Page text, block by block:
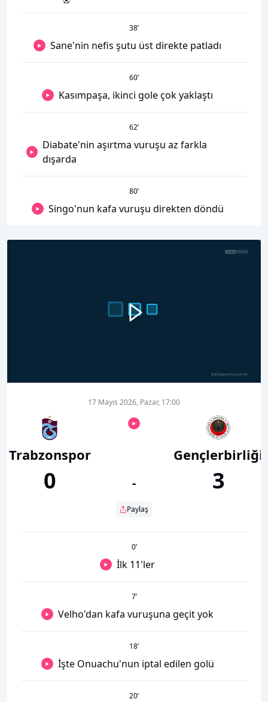
38’
Sane'nin nefis şutu üst direkte patladı
60’
Kasımpaşa, ikinci gole çok yaklaştı
62’
Diabate'nin aşırtma vuruşu az farkla
dışarda
80’
Singo'nun kafa vuruşu direkten döndü
Trabzonspor
0
17 Mayıs 2026, Pazar, 17:00
-
Paylaş
Gençlerbirliği
3
0’
İlk 11'ler
7’
Velho'dan kafa vuruşuna geçit yok
18’
İşte Onuachu'nun iptal edilen golü
20’